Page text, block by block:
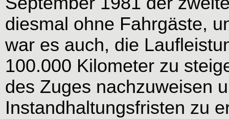
diesmal ohne Fahrgäste,
war es auch, die
100.000 Kilometer zu
des Zuges nachzuweisen
Instandhaltungsfristen zu